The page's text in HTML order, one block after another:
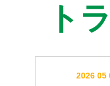
ト
2026 05